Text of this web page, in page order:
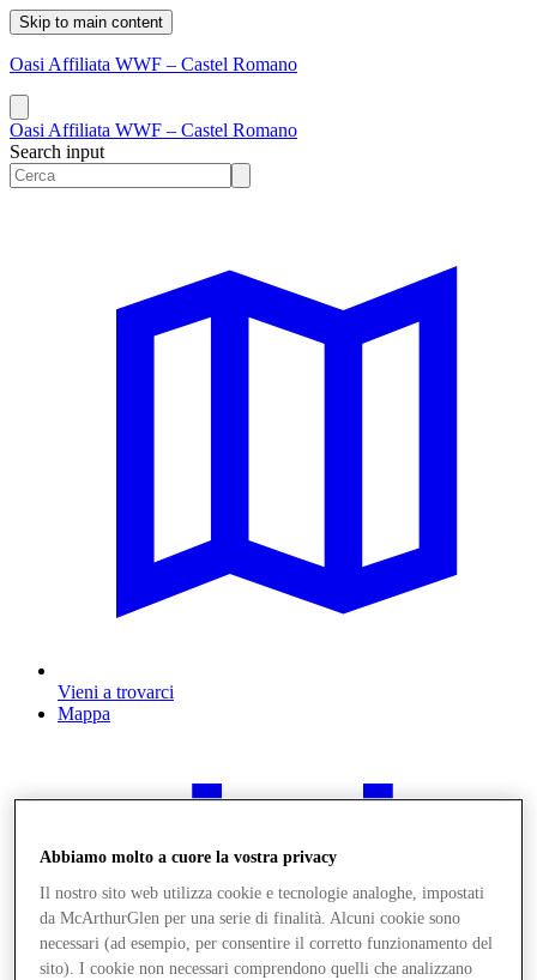
Skip to main content
Oasi Affiliata WWF – Castel Romano
Oasi Affiliata WWF – Castel Romano
Search input
Vieni a trovarci
Mappa
Abbiamo molto a cuore la vostra privacy
Il nostro sito web utilizza cookie e tecnologie analoghe, impostati
da McArthurGlen per una serie di finalità. Alcuni cookie sono
necessari (ad esempio, per consentire il corretto funzionamento del
sito). I cookie non necessari comprendono quelli che analizzano